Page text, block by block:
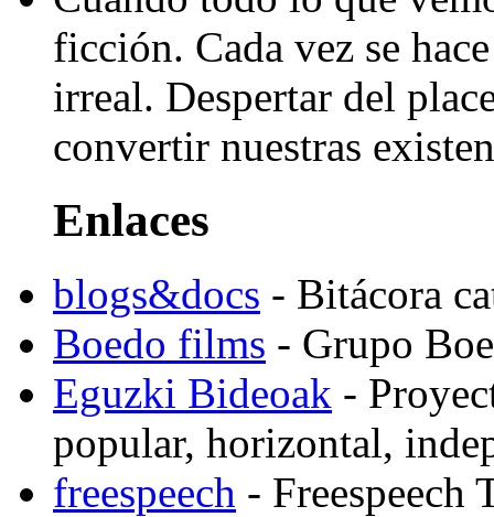
ficción. Cada vez se
irreal. Despertar del
convertir nuestras
Enlaces
blogs&docs - Bitácora
Boedo films - Grupo
Eguzki Bideoak -
popular, horizontal,
freespeech - Freespeech